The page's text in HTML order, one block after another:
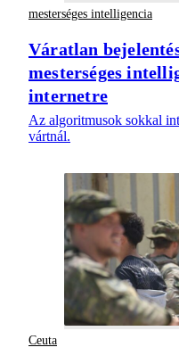
mesterséges intelligencia
Váratlan
mesterséges
internetre
Az algoritmusok sokkal
vártnál.
Ceuta